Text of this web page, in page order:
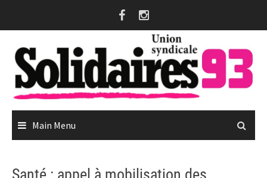
Main Menu
Santé : appel à mobilisation des